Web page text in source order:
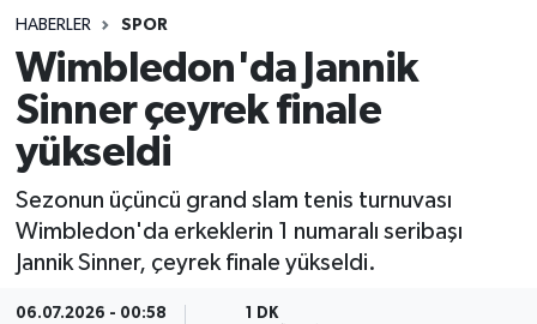
HABERLER SPOR
Wimbledon'da Jannik
Sinner çeyrek finale
yükseldi
Sezonun üçüncü grand slam tenis turnuvası
Wimbledon'da erkeklerin 1 numaralı seribaşı
Jannik Sinner, çeyrek finale yükseldi.
06.07.2026 - 00:58 1 DK
Spor
Teknoloji
Yaşam